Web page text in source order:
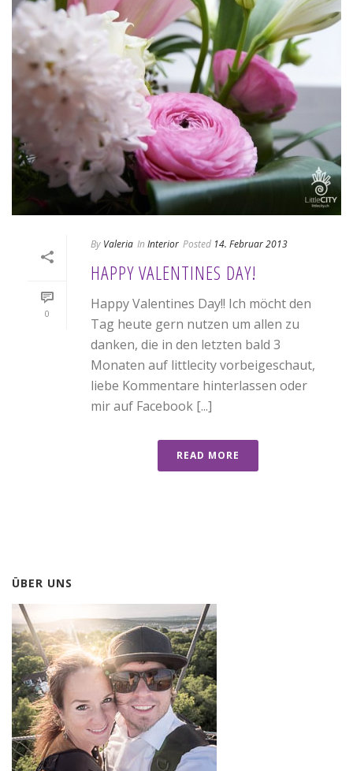
0
By Valeria In Interior Posted 14. Februar 2013
HAPPY VALENTINES DAY!
Happy Valentines Day!! Ich möcht den
Tag heute gern nutzen um allen zu
danken, die in den letzten bald 3
Monaten auf littlecity vorbeigeschaut,
liebe Kommentare hinterlassen oder
mir auf Facebook [...]
READ MORE
ÜBER UNS